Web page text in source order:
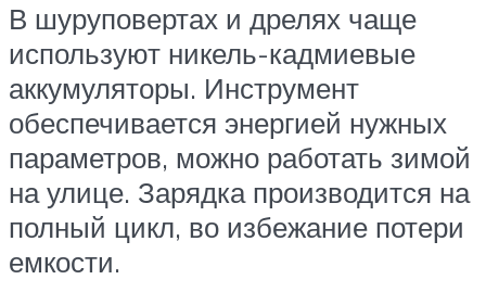
В шуруповертах и дрелях чаще
используют никель-кадмиевые
аккумуляторы. Инструмент
обеспечивается энергией нужных
параметров, можно работать зимой
на улице. Зарядка производится на
полный цикл, во избежание потери
емкости.